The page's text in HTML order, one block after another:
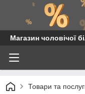
Магазин чоловічої
Товари та